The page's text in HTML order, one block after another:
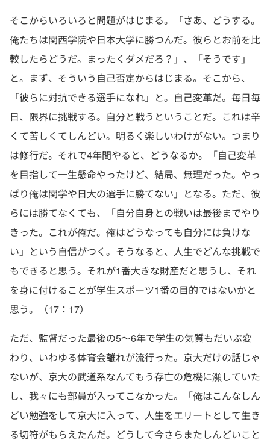
そこからいろいろと問題がはじまる。「さあ、どうする。
俺たちは関西学院や日本大学に勝つんだ。彼らとお前を比
較したらどうだ。まったくダメだろ？」、「そうです」
と。まず、そういう自己否定からはじまる。そこから、
「彼らに対抗できる選手になれ」と。自己変革だ。毎日毎
日、限界に挑戦する。自分と戦うということだ。これは辛
くて苦しくてしんどい。明るく楽しいわけがない。つまり
は修行だ。それで4年間やると、どうなるか。「自己変革
を目指して一生懸命やったけど、結局、無理だった。やっ
ぱり俺は関学や日大の選手に勝てない」となる。ただ、彼
らには勝てなくても、「自分自身との戦いは最後までやり
きった。これが俺だ。俺はどうなっても自分には負けな
い」という自信がつく。そうなると、人生でどんな挑戦で
もできると思う。それが1番大きな財産だと思うし、それ
を身に付けることが学生スポーツ1番の目的ではないかと
思う。（17：17）
ただ、監督だった最後の5〜6年で学生の気質もだいぶ変
わり、いわゆる体育会離れが流行った。京大だけの話じゃ
ないが、京大の武道系なんてもう存亡の危機に瀕していた
し、我々にも部員が入ってこなかった。「俺はこんなしん
どい勉強をして京大に入って、人生をエリートとして生き
る切符がもらえたんだ。どうして今さらまたしんどいこと